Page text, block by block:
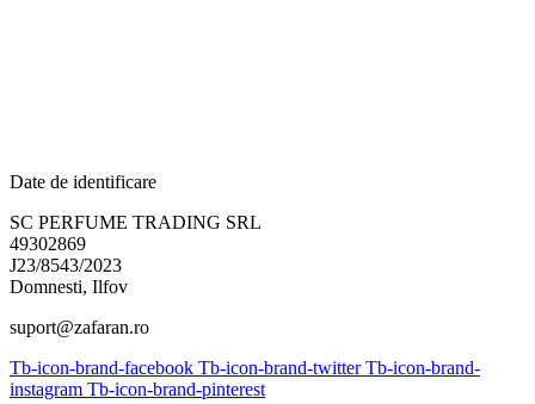
Date de identificare
SC PERFUME TRADING SRL
49302869
J23/8543/2023
Domnesti, Ilfov
suport@zafaran.ro
Tb-icon-brand-facebook Tb-icon-brand-twitter Tb-icon-brand-
instagram Tb-icon-brand-pinterest